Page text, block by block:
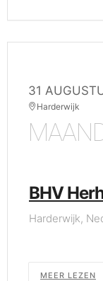
31
Harderwijk
BHV
Harderwijk,
MEER LEZEN